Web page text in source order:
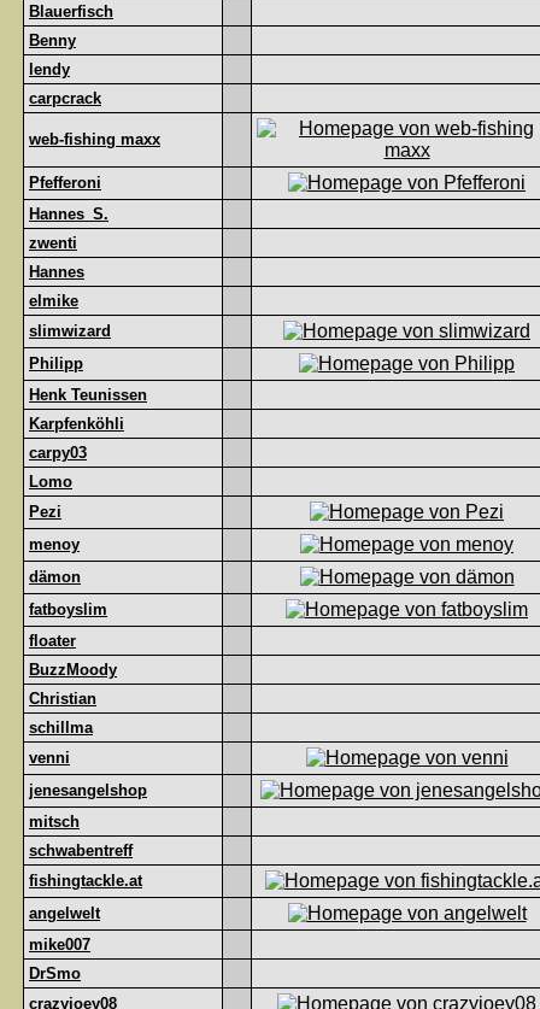
Blauerfisch
Benny
lendy
carpcrack
web-fishing maxx
Pfefferoni
Hannes_S.
zwenti
Hannes
elmike
slimwizard
Philipp
Henk Teunissen
Karpfenköhli
carpy03
Lomo
Pezi
menoy
dämon
fatboyslim
floater
BuzzMoody
Christian
schillma
venni
jenesangelshop
mitsch
schwabentreff
fishingtackle.at
angelwelt
mike007
DrSmo
crazyjoey08